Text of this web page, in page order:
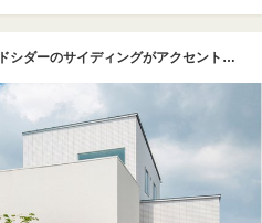
タイルと吹付塗装の白い壁に、レッドシダーのサイディングがアクセントになった外観は、シンプルでいて温かみを感じさせる。建物と一体になったガレージは、雨の日も濡れずに車を乗り降りできて、買い物帰りに荷物を運ぶ時もスムーズ